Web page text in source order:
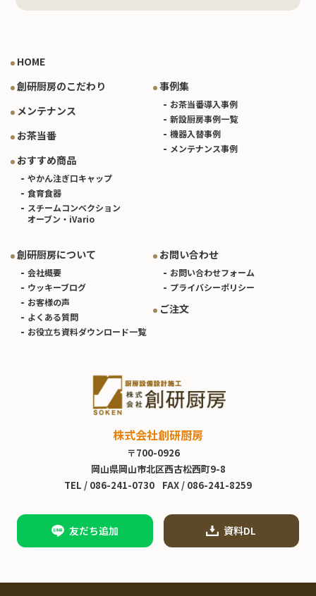
HOME
創研厨房のこだわり
メンテナンス
お茶当番
おすすめ商品
やかん注ぎ口キャップ
食育食器
スチームコンベクション
オーブン・iVario
事例集
お茶当番導入事例
新設厨房事例一覧
機器入替事例
メンテナンス事例
創研厨房について
会社概要
ウッキーブログ
お客様の声
よくある質問
お役立ち資料ダウンロード一覧
お問い合わせ
お問い合わせフォーム
プライバシーポリシー
ご注文
株式会社創研厨房
〒700-0926
岡山県岡山市北区西古松西町9-8
TEL / 086-241-0730 FAX / 086-241-8259
友だち追加 資料DL